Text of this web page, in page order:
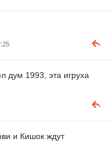
дум 1993, эта игруха
и Кишок ждут